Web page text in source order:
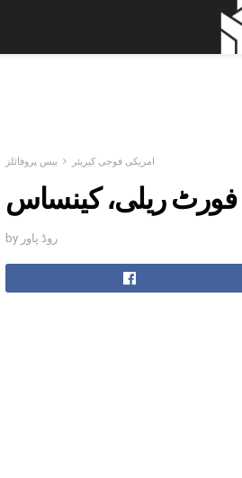
امریکی فوجی کیریئر بیس پروفائلز
فورٹ ریلی، کینساس
by روڈ پاور